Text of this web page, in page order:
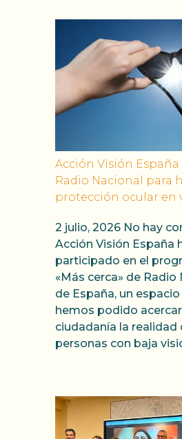
Acción Visión
Radio Nacional para
protección ocular en
2 julio, 2026 No hay
Acción Visión España
participado en el
«Más cerca» de Radio
de España, un
hemos podido
ciudadanía la realidad
personas con baja